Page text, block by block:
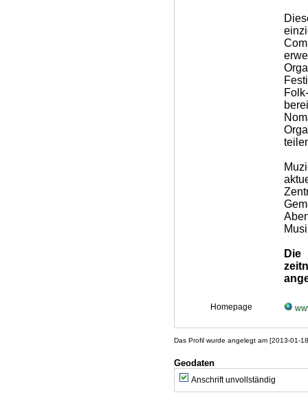
Die
Homepage
Das Profil wurde angelegt am [2013-01-
Geodaten
Anschrift unvollständig